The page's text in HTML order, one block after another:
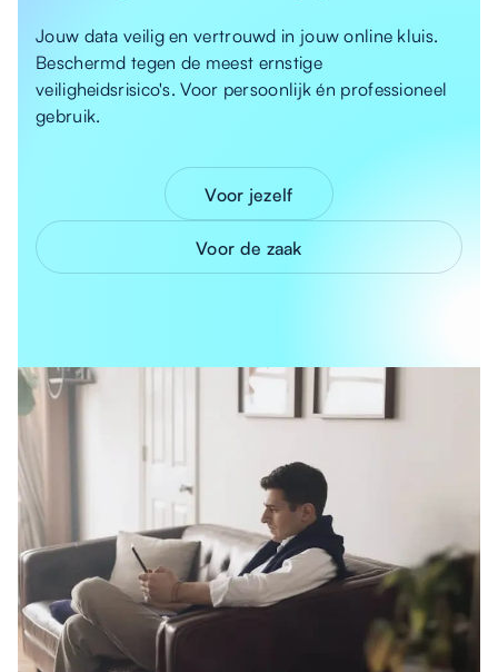
Jouw data veilig en vertrouwd in jouw online kluis.
Beschermd tegen de meest ernstige
veiligheidsrisico's. Voor persoonlijk én professioneel
gebruik.
Voor jezelf
Voor de zaak